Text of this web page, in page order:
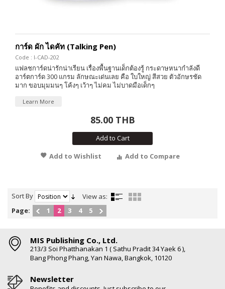
การ์ด ผัก ไดคัท (Talking Pen)
Code : I-CAD-202
แฟลชการ์ดน่ารักน่าเรียน เรื่องพื้นฐานเด็กต้องรู้ กระดาษหนากำลังดี
อาร์ตการ์ด 300 แกรม ลักษณะเด่นเลย คือ ใบใหญ่ สีสวย ตัวอักษรชัด
มาก ขอบมุมมนๆ โค้งๆ เว้าๆ ไม่คม ไม่บาดมือเด็กๆ
Learn More
85.00 THB
Add to Cart
Add to Wishlist
Add to Compare
Sort By
View as:
Page:
1 2 3 4 5
MIS Publishing Co., Ltd.
213/3 Soi Phatthanakan 1 ( Sathu Pradit 34 Yaek 6 ),
Bang Phong Phang, Yan Nawa, Bangkok, 10120
Newsletter